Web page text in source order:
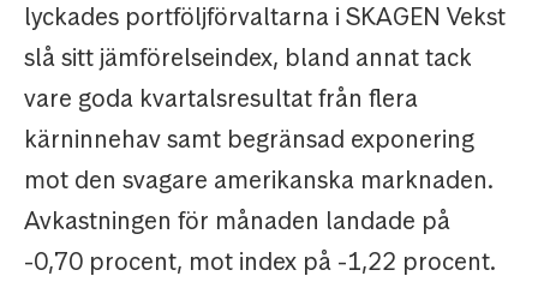
lyckades portföljförvaltarna i SKAGEN Vekst
slå sitt jämförelseindex, bland annat tack
vare goda kvartalsresultat från flera
kärninnehav samt begränsad exponering
mot den svagare amerikanska marknaden.
Avkastningen för månaden landade på
-0,70 procent, mot index på -1,22 procent.